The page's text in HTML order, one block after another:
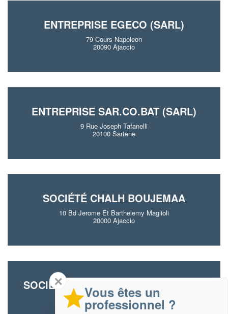
ENTREPRISE EGECO (SARL)
79 Cours Napoleon
20090 Ajaccio
ENTREPRISE SAR.CO.BAT (SARL)
9 Rue Joseph Tafanelli
20100 Sartene
SOCIÉTÉ CHALH BOUJEMAA
10 Bd Jerome Et Barthelemy Maglioli
20000 Ajaccio
SOCIÉTÉ AJ CONSTRUCTION (SARL)
Che De Baccosa
20169 Bonifacio
✕
Vous êtes un
professionnel ?